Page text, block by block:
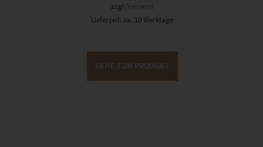
zzgl.Versand
Lieferzeit: ca. 10 Werktage
GEHE ZUM PRODUKT